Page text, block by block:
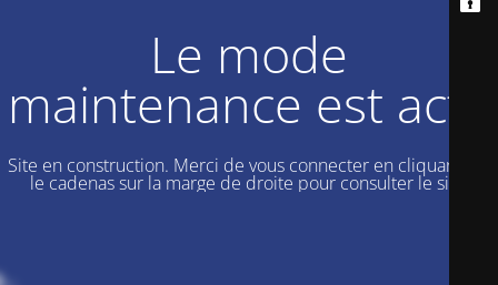
Le mode
maintenance est actif
Site en construction. Merci de vous connecter en cliquant sur
le cadenas sur la marge de droite pour consulter le site.